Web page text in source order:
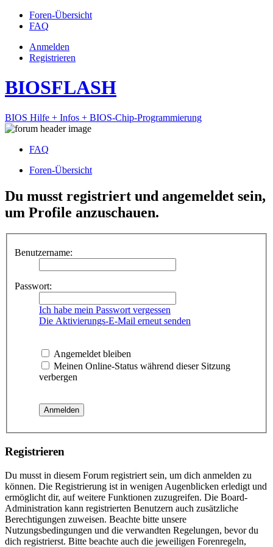
Foren-Übersicht
FAQ
Anmelden
Registrieren
BIOSFLASH
BIOS Hilfe + Infos + BIOS-Chip-Programmierung
FAQ
Foren-Übersicht
Du musst registriert und angemeldet sein,
um Profile anzuschauen.
Benutzername:
Passwort:
Ich habe mein Passwort vergessen
Die Aktivierungs-E-Mail erneut senden
Angemeldet bleiben
Meinen Online-Status während dieser Sitzung
verbergen
Registrieren
Du musst in diesem Forum registriert sein, um dich anmelden zu
können. Die Registrierung ist in wenigen Augenblicken erledigt und
ermöglicht dir, auf weitere Funktionen zuzugreifen. Die Board-
Administration kann registrierten Benutzern auch zusätzliche
Berechtigungen zuweisen. Beachte bitte unsere
Nutzungsbedingungen und die verwandten Regelungen, bevor du
dich registrierst. Bitte beachte auch die jeweiligen Forenregeln,